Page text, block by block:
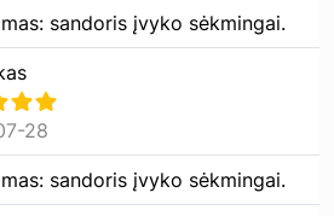
sandoris įvyko sėkmingai.
28
sandoris įvyko sėkmingai.